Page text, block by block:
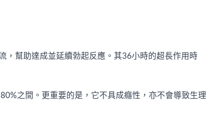
，幫助達成並延續勃起反應。其36小時的超長作用時
之間。更重要的是，它不具成癮性，亦不會導致生理